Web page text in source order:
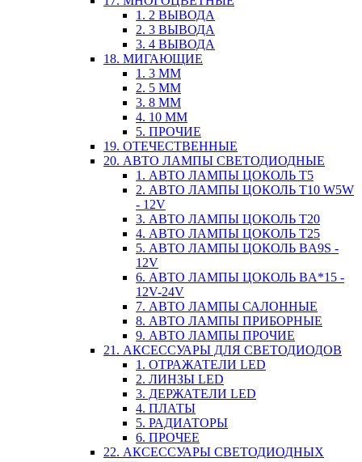
1. 2 ВЫВОДА
2. 3 ВЫВОДА
3. 4 ВЫВОДА
18. МИГАЮЩИЕ
1. 3 ММ
2. 5 ММ
3. 8 ММ
4. 10 ММ
5. ПРОЧИЕ
19. ОТЕЧЕСТВЕННЫЕ
20. АВТО ЛАМПЫ СВЕТОДИОДНЫЕ
1. АВТО ЛАМПЫ ЦОКОЛЬ T5
2. АВТО ЛАМПЫ ЦОКОЛЬ T10 W5W
- 12V
3. АВТО ЛАМПЫ ЦОКОЛЬ T20
4. АВТО ЛАМПЫ ЦОКОЛЬ T25
5. АВТО ЛАМПЫ ЦОКОЛЬ BA9S -
12V
6. АВТО ЛАМПЫ ЦОКОЛЬ BA*15 -
12V-24V
7. АВТО ЛАМПЫ САЛОННЫЕ
8. АВТО ЛАМПЫ ПРИБОРНЫЕ
9. АВТО ЛАМПЫ ПРОЧИЕ
21. АКСЕССУАРЫ ДЛЯ СВЕТОДИОДОВ
1. ОТРАЖАТЕЛИ LED
2. ЛИНЗЫ LED
3. ДЕРЖАТЕЛИ LED
4. ПЛАТЫ
5. РАДИАТОРЫ
6. ПРОЧЕЕ
22. АКСЕССУАРЫ СВЕТОДИОДНЫХ